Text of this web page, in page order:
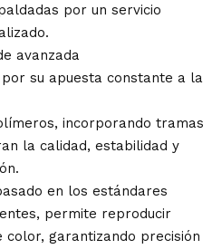
por un servicio
avanzada
su apuesta constante a la
incorporando tramas
la calidad, estabilidad y
en los estándares
permite reproducir
garantizando precisión